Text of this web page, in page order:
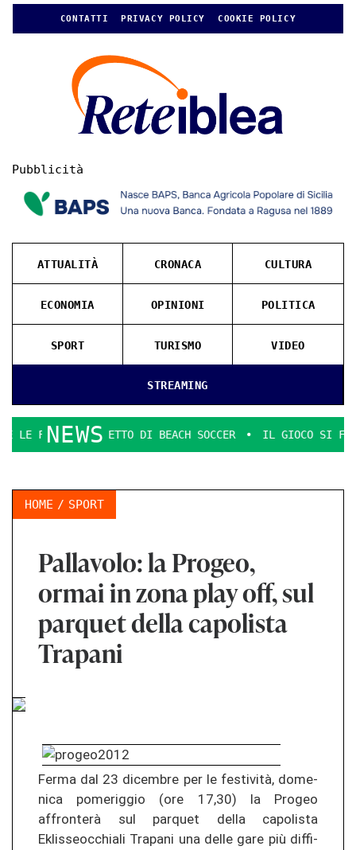
CONTATTI PRIVACY POLICY COOKIE POLICY
Pubblicità
STREAMING
ATTUALITÀ CRONACA CULTURA
ECONOMIA OPINIONI POLITICA
SPORT TURISMO VIDEO
NEWS
SCUDETTO DI BEACH SOCCER IL GIOCO SI FA DURO. IL
HOME SPORT
Pallavolo: la Progeo,
ormai in zona play off, sul
parquet della capolista
Trapani
Ferma dal 23 di­cem­bre per le festività, do­me­
ni­ca po­me­rig­gio (ore 17,30) la Pro­geo
affronterà sul par­quet della ca­po­lis­ta
Eklisseocchiali Tra­pa­ni una delle gare più dif­fi­